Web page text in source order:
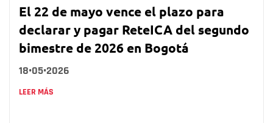
El 22 de mayo vence el plazo para
declarar y pagar ReteICA del segundo
bimestre de 2026 en Bogotá
18•05•2026
LEER MÁS